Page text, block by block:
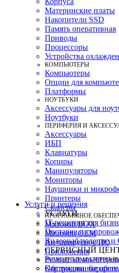
Материнские платы
Накопители SSD
Память оперативная
Приводы
Процессоры
Устройства
КОМПЬЮТЕРЫ
Компьютеры
Опции для
Платформы
НОУТБУКИ
Аксессуары для
Ноутбуки
ПЕРИФЕРИЯ И
Аксессуары
ИБП
Клавиатуры
Копиры
Манипуляторы
Мониторы
Наушники и
Принтеры
Сканеры
ПРОГРАММНОЕ
Microsoft BOX
Microsoft OEM
Антивирусное ПО
Приложения
РАСХОДНЫЕ
Картриджи,
Услуги и решения
УСЛУГИ
IT-решения для
Поставка и
Видеонаблюдение
СЕРВИСНЫЙ
Ремонт
Обслуживание